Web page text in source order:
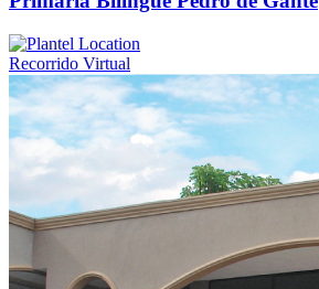
Recorrido Virtual